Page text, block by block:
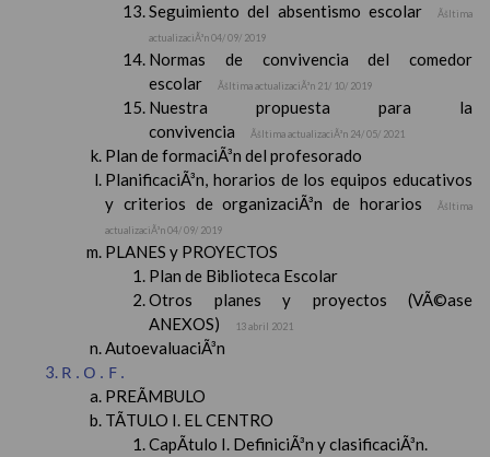
Seguimiento del absentismo escolar
Ãšltima
actualizaciÃ³n 04/ 09/ 2019
Normas de convivencia del comedor
escolar
Ãšltima actualizaciÃ³n 21/ 10/ 2019
Nuestra propuesta para la
convivencia
Ãšltima actualizaciÃ³n 24/ 05/ 2021
Plan de formaciÃ³n del profesorado
PlanificaciÃ³n, horarios de los equipos educativos
y criterios de organizaciÃ³n de horarios
Ãšltima
actualizaciÃ³n 04/ 09/ 2019
PLANES y PROYECTOS
Plan de Biblioteca Escolar
Otros planes y proyectos (VÃ©ase
ANEXOS)
13 abril 2021
AutoevaluaciÃ³n
R.O.F.
PREÃMBULO
TÃTULO I. EL CENTRO
CapÃ­tulo I. DefiniciÃ³n y clasificaciÃ³n.